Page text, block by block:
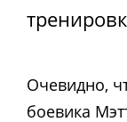
Очевидно,
боевика